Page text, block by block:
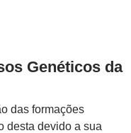
Genéticos da
das formações
desta devido a sua